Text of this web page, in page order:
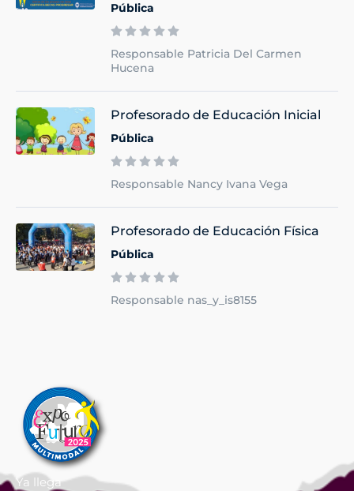
Pública
Responsable Patricia Del Carmen
Hucena
Profesorado de Educación Inicial
Pública
Responsable Nancy Ivana Vega
Profesorado de Educación Física
Pública
Responsable nas_y_is8155
Ya llega